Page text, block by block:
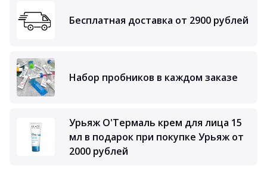
Бесплатная доставка от 2900 рублей
Набор пробников в каждом заказе
Урьяж О'Термаль крем для лица 15
мл в подарок при покупке Урьяж от
2000 рублей